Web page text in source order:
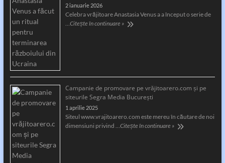
2 ianuarie 2026
Celebra vrăjitoare Anastasia Venus a a început o serie de
…Citește în continuare »
Campanie de promovare pe vrăjitoarero.com și pe
siteurile Segra Media București
1 aprilie 2025
Siteul www.vrajitoarero.com este mereu în căutare de noi
dimensiuni privind …Citește în continuare »